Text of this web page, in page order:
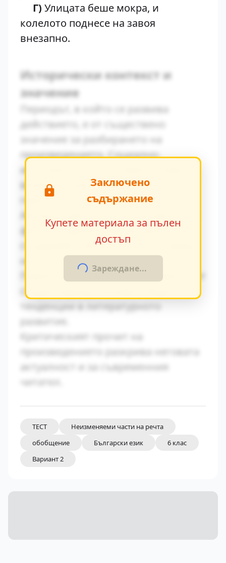
Г) Улицата беше мокра, и
колелото поднесе на завоя
внезапно.
Исторически контекст и
значение
Периодът, в който се развива
действието, е от съществено
значение за разбирането на
произведението. Социално-
икономическите условия оказват
влияние върху поведението на
героите.
факти в художествения разказ,
създавайки автентична атмосфера
на епохата.
Паралелите с други произведения от
същия период показват общите
развитие.
Критическият прочит на
произведението разкрива неговата
актуалност и за съвременния
читател.
Заключено
съдържание
Купете материала за пълен
достъп
Зареждане...
ТЕСТ
Неизменяеми части на речта
обобщение
Български език
6 клас
Вариант 2